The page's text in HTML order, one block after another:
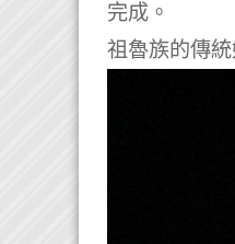
完成。
祖魯族的傳